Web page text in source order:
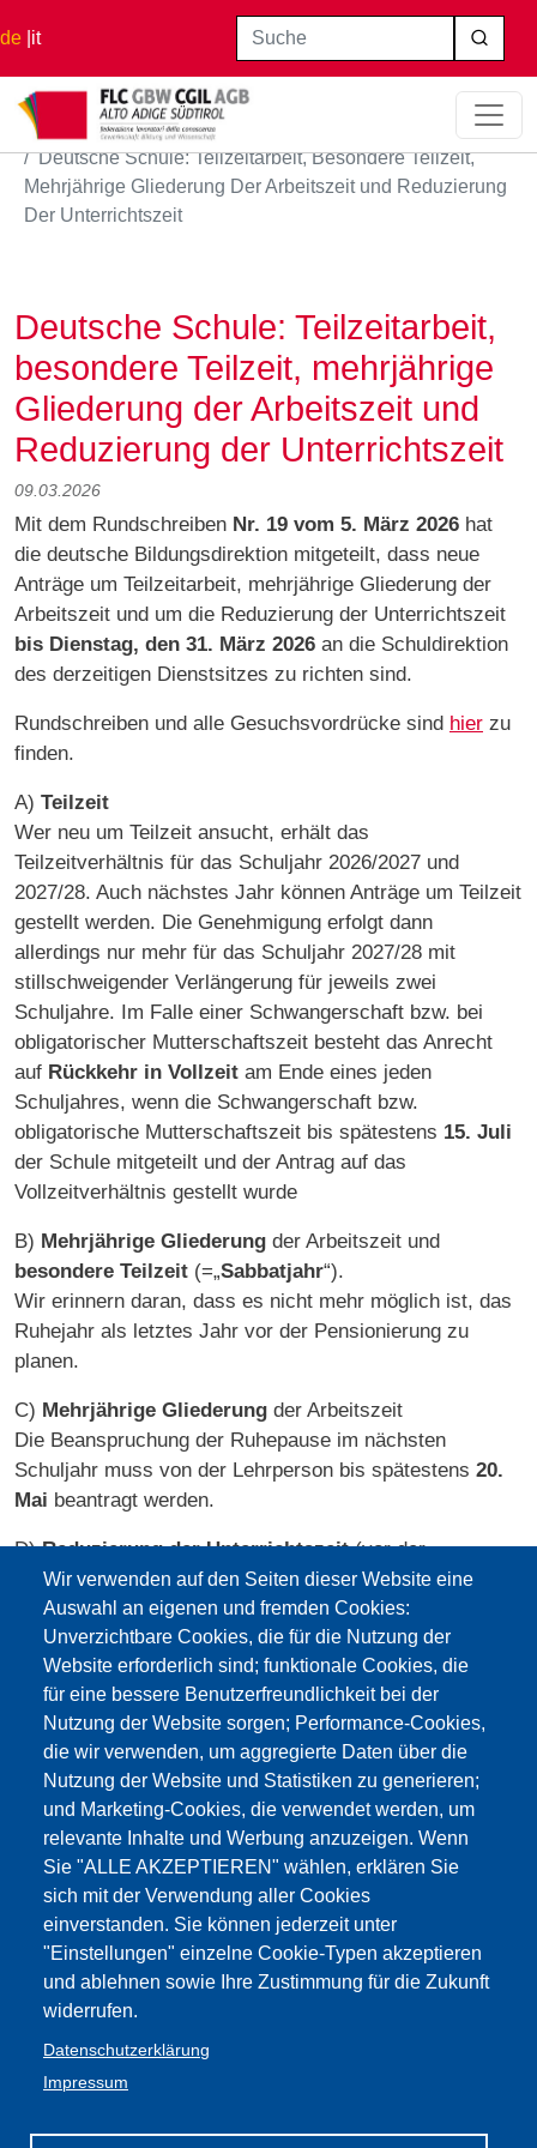
de it
Wir verwenden auf den Seiten dieser Website eine
Auswahl an eigenen und fremden Cookies:
Unverzichtbare Cookies, die für die Nutzung der
Website erforderlich sind; funktionale Cookies, die
für eine bessere Benutzerfreundlichkeit bei der
Nutzung der Website sorgen; Performance-Cookies,
die wir verwenden, um aggregierte Daten über die
Nutzung der Website und Statistiken zu generieren;
und Marketing-Cookies, die verwendet werden, um
relevante Inhalte und Werbung anzuzeigen. Wenn
Sie "ALLE AKZEPTIEREN" wählen, erklären Sie
sich mit der Verwendung aller Cookies
einverstanden. Sie können jederzeit unter
"Einstellungen" einzelne Cookie-Typen akzeptieren
und ablehnen sowie Ihre Zustimmung für die Zukunft
widerrufen.
Datenschutzerklärung
Impressum
Suche
Startseite
Deutsche Schule: Teilzeitarbeit, Besondere Teilzeit,
Mehrjährige Gliederung Der Arbeitszeit und Reduzierung
Der Unterrichtszeit
Deutsche Schule: Teilzeitarbeit,
besondere Teilzeit, mehrjährige
Gliederung der Arbeitszeit und
Reduzierung der Unterrichtszeit
09.03.2026
Mit dem Rundschreiben Nr. 19 vom 5. März 2026 hat
die deutsche Bildungsdirektion mitgeteilt, dass neue
Anträge um Teilzeitarbeit, mehrjährige Gliederung der
Arbeitszeit und um die Reduzierung der Unterrichtszeit
bis Dienstag, den 31. März 2026 an die Schuldirektion
des derzeitigen Dienstsitzes zu richten sind.
Rundschreiben und alle Gesuchsvordrücke sind hier zu
finden.
A) Teilzeit
Wer neu um Teilzeit ansucht, erhält das
Teilzeitverhältnis für das Schuljahr 2026/2027 und
2027/28. Auch nächstes Jahr können Anträge um Teilzeit
gestellt werden. Die Genehmigung erfolgt dann
allerdings nur mehr für das Schuljahr 2027/28 mit
stillschweigender Verlängerung für jeweils zwei
Schuljahre. Im Falle einer Schwangerschaft bzw. bei
obligatorischer Mutterschaftszeit besteht das Anrecht
auf Rückkehr in Vollzeit am Ende eines jeden
Schuljahres, wenn die Schwangerschaft bzw.
obligatorische Mutterschaftszeit bis spätestens 15. Juli
der Schule mitgeteilt und der Antrag auf das
Vollzeitverhältnis gestellt wurde
B) Mehrjährige Gliederung der Arbeitszeit und
besondere Teilzeit (=„Sabbatjahr“).
Wir erinnern daran, dass es nicht mehr möglich ist, das
Ruhejahr als letztes Jahr vor der Pensionierung zu
planen.
C) Mehrjährige Gliederung der Arbeitszeit
Die Beanspruchung der Ruhepause im nächsten
Schuljahr muss von der Lehrperson bis spätestens 20.
Mai beantragt werden.
D)Reduzierung der Unterrichtszeit(vor der
Pensionierung)